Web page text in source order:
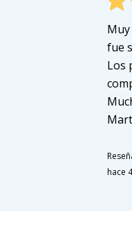
fue
Los
hace